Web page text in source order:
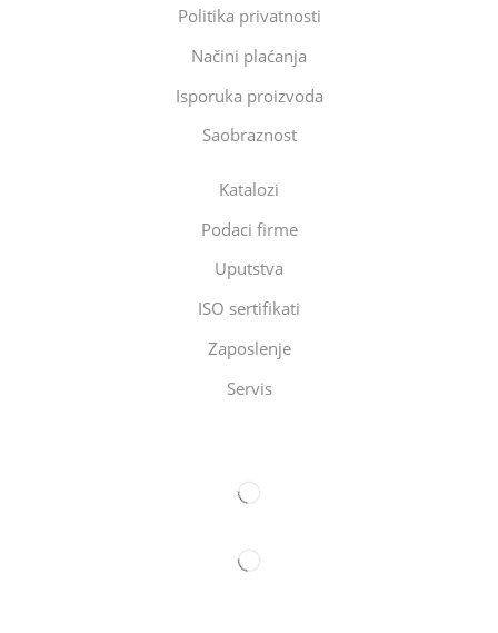
Politika privatnosti
Načini plaćanja
Isporuka proizvoda
Saobraznost
Katalozi
Podaci firme
Uputstva
ISO sertifikati
Zaposlenje
Servis